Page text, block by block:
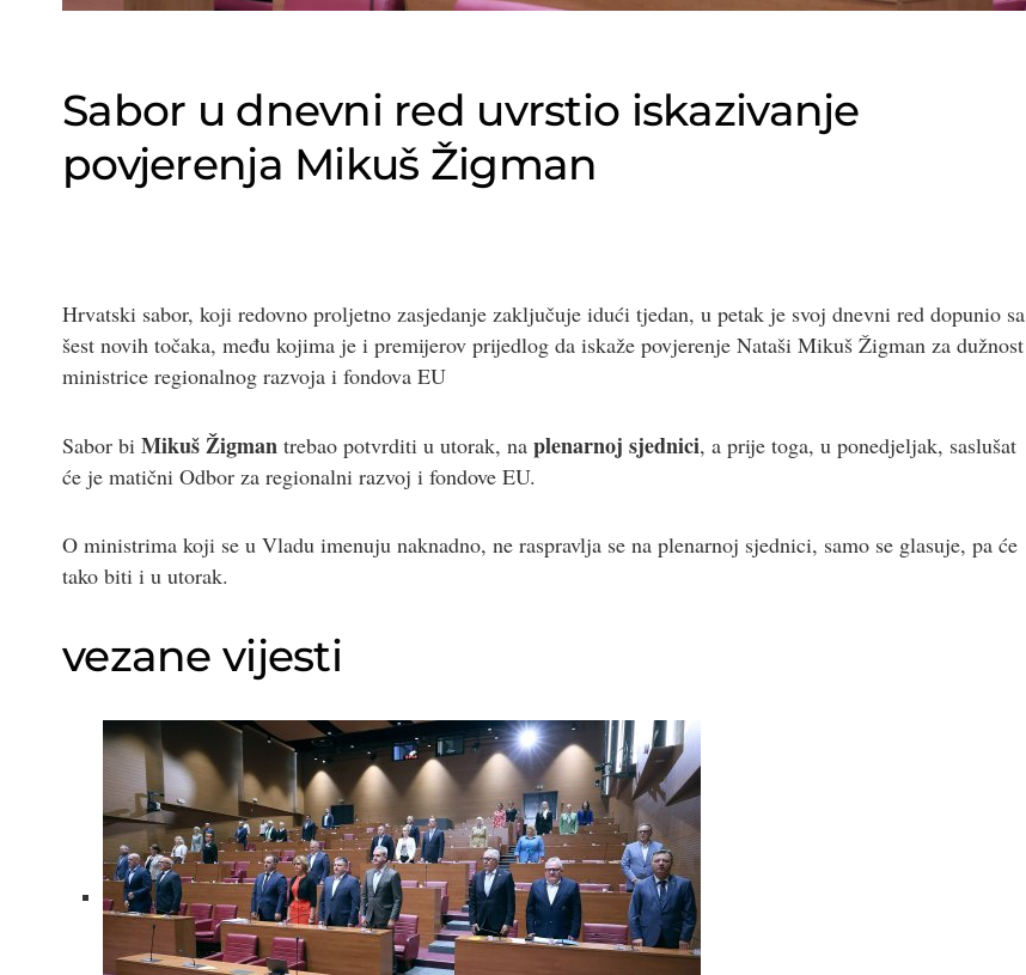
Sabor u dnevni red uvrstio iskazivanje
povjerenja Mikuš Žigman
Hrvatski sabor, koji redovno proljetno zasjedanje zaključuje idući tjedan, u petak je svoj dnevni red dopunio sa
šest novih točaka, među kojima je i premijerov prijedlog da iskaže povjerenje Nataši Mikuš Žigman za dužnost
ministrice regionalnog razvoja i fondova EU
Sabor bi Mikuš Žigman trebao potvrditi u utorak, na plenarnoj sjednici, a prije toga, u ponedjeljak, saslušat
će je matični Odbor za regionalni razvoj i fondove EU.
O ministrima koji se u Vladu imenuju naknadno, ne raspravlja se na plenarnoj sjednici, samo se glasuje, pa će
tako biti i u utorak.
vezane vijesti